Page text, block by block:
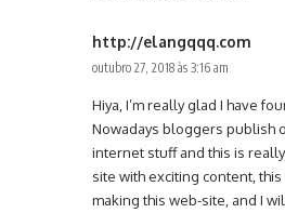
http://elangqqq.com
outubro 27, 2018 às 3:16 am
Hiya, I’m really glad I have
Nowadays bloggers publish
internet stuff and this is
site with exciting content,
making this web-site, and I